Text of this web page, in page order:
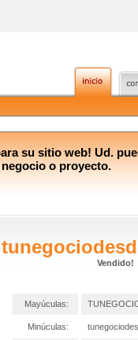
su sitio web! Ud.
o proyecto.
Vendido!
Mayúculas:
Minúculas: